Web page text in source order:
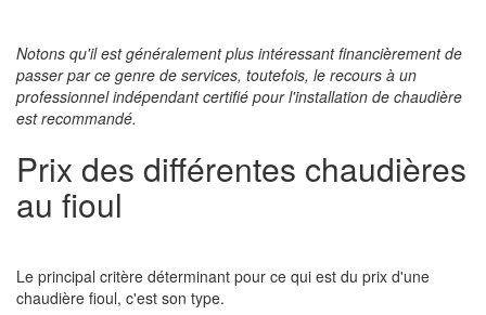
Notons qu'il est généralement plus intéressant financièrement de
passer par ce genre de services, toutefois, le recours à un
professionnel indépendant certifié pour l'installation de chaudière
est recommandé.
Prix des différentes chaudières
au fioul
Le principal critère déterminant pour ce qui est du prix d'une
chaudière fioul, c'est son type.